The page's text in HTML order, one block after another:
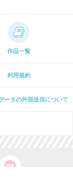
作品一覧
利用規約
ータの外部送信について